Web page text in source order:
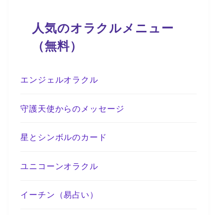
人気のオラクルメニュー
（無料）
エンジェルオラクル
守護天使からのメッセージ
星とシンボルのカード
ユニコーンオラクル
イーチン（易占い）